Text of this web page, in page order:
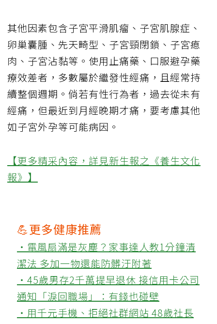
其他因素包含子宮平滑肌瘤、子宮肌腺症、
卵巢囊腫、先天畸型、子宮頸閉鎖、子宮瘜
肉、子宮沾黏等。使用止痛藥、口服避孕藥
療效差者，多數屬於繼發性經痛，且經常持
續整個週期。倘若有性行為者，過去從未有
經痛，但最近到月經晚期才痛，要考慮其他
如子宮外孕等可能病因。
【更多精采內容，詳見新生報之《養生文化
報》】
💪更多健康推薦
‧電風扇滿是灰塵？家事達人教1分鐘清
潔法 多加一物還能防髒汙附著
‧45歲男存2千萬提早退休 接信用卡公司
通知「淚回職場」：有錢也碰壁
‧用千元手機、拒絕社群網站 48歲社長